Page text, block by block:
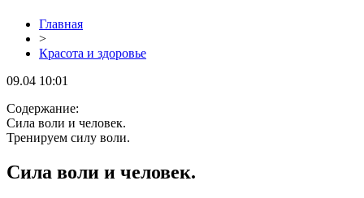
Главная
>
Красота и здоровье
09.04 10:01
Содержание:
Сила воли и человек.
Тренируем силу воли.
Сила воли и человек.